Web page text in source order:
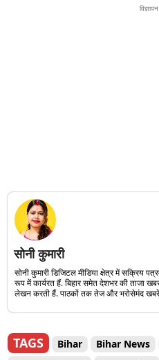
विज्ञापन
सोनी कुमारी
सोनी कुमारी डिजिटल मीडिया क्षेत्र में
रूप में कार्यरत हैं. बिहार समेत देशभर की ताजा
लेखन करती हैं. पाठकों तक तेज और भरोसेमंद खबरें
TAGS Bihar Bihar News